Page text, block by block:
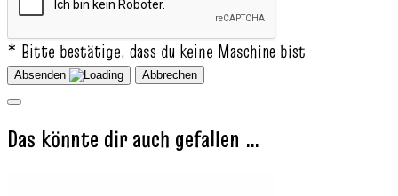
* Bitte bestätige, dass du keine Maschine bist
Absenden Abbrechen
Das könnte dir auch gefallen …